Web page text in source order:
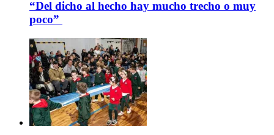
“Del dicho al hecho hay mucho trecho o muy
poco”